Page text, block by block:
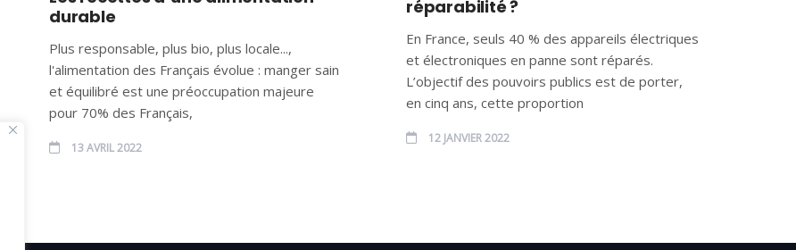
durable
Plus responsable, plus bio, plus locale...,
l'alimentation des Français évolue : manger sain
et équilibré est une préoccupation majeure
pour 70% des Français,
13 AVRIL 2022
réparabilité ?
En France, seuls 40 % des appareils électriques
et électroniques en panne sont réparés.
L’objectif des pouvoirs publics est de porter,
en cinq ans, cette proportion
12 JANVIER 2022